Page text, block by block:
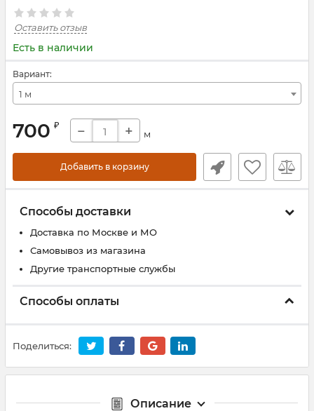
Оставить отзыв
Есть в наличии
Вариант:
1 м
700 ₽ − + м
Добавить в корзину
Способы доставки
Доставка по Москве и МО
Самовывоз из магазина
Другие транспортные службы
Способы оплаты
Поделиться:
Описание